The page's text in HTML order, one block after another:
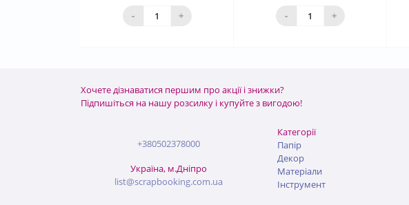
- +
кошика
- +
кошика
Хочете дізнаватися першим про акції і знижки?
Підпишіться на нашу розсилку і купуйте з вигодою!
+380502378000
Україна, м.Дніпро
list@scrapbooking.com.ua
Категорії
Папір
Декор
Матеріали
Інструмент